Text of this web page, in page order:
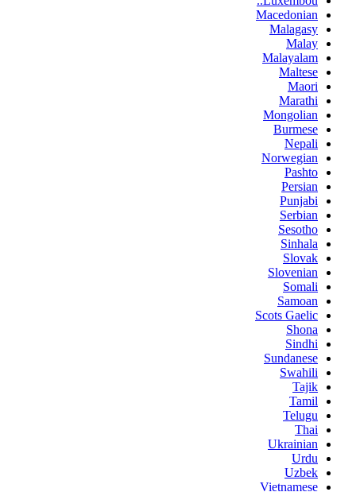
Macedonian
Malagasy
Malay
Malayalam
Maltese
Maori
Marathi
Mongolian
Burmese
Nepali
Norwegian
Pashto
Persian
Punjabi
Serbian
Sesotho
Sinhala
Slovak
Slovenian
Somali
Samoan
Scots Gaelic
Shona
Sindhi
Sundanese
Swahili
Tajik
Tamil
Telugu
Thai
Ukrainian
Urdu
Uzbek
Vietnamese